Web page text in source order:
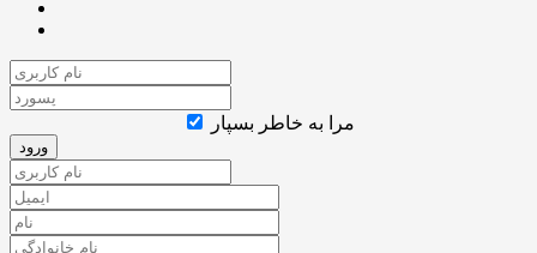
مرا به خاطر بسپار